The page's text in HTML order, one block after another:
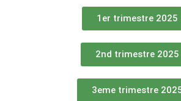
1er trimestre 2025
2nd trimestre 2025
3eme trimestre